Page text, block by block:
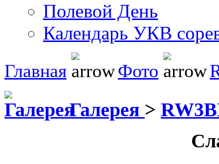
Полевой День
Календарь УКВ
Главная Фото
Галерея >